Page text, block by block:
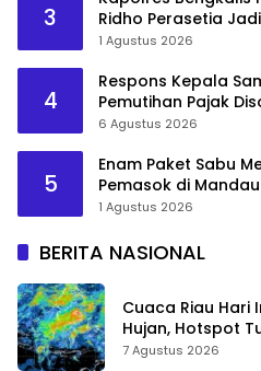
3
Ridho Perasetia
1 Agustus 2026
4
Respons Kepala
Pemutihan Pajak
6 Agustus 2026
5
Enam Paket Sabu
Pemasok di Mandau
1 Agustus 2026
BERITA NASIONAL
Cuaca Riau Hari
Hujan, Hotspot
7 Agustus 2026